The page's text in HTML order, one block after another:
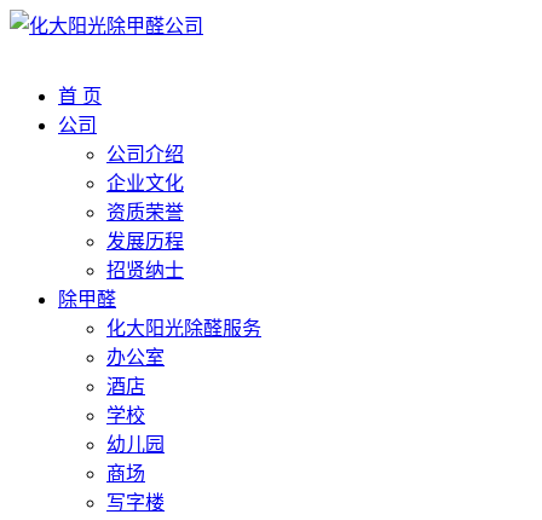
首 页
公司
公司介绍
企业文化
资质荣誉
发展历程
招贤纳士
除甲醛
化大阳光除醛服务
办公室
酒店
学校
幼儿园
商场
写字楼